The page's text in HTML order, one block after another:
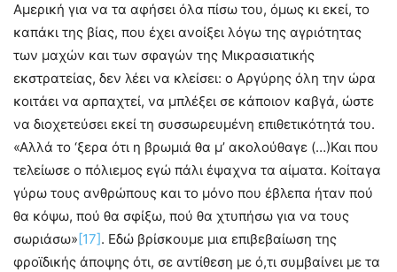
Αμερική για να τα αφήσει όλα πίσω του, όμως κι εκεί, το
καπάκι της βίας, που έχει ανοίξει λόγω της αγριότητας
των μαχών και των σφαγών της Μικρασιατικής
εκστρατείας, δεν λέει να κλείσει: ο Αργύρης όλη την ώρα
κοιτάει να αρπαχτεί, να μπλέξει σε κάποιον καβγά, ώστε
να διοχετεύσει εκεί τη συσσωρευμένη επιθετικότητά του.
«Αλλά το ‘ξερα ότι η βρωμιά θα μ’ ακολούθαγε (…)Και που
τελείωσε ο πόλιεμος εγώ πάλι έψαχνα τα αίματα. Κοίταγα
γύρω τους ανθρώπους και το μόνο που έβλεπα ήταν πού
θα κόψω, πού θα σφίξω, πού θα χτυπήσω για να τους
σωριάσω» [17]. Εδώ βρίσκουμε μια επιβεβαίωση της
φροϊδικής άποψης ότι, σε αντίθεση με ό,τι συμβαίνει με τα